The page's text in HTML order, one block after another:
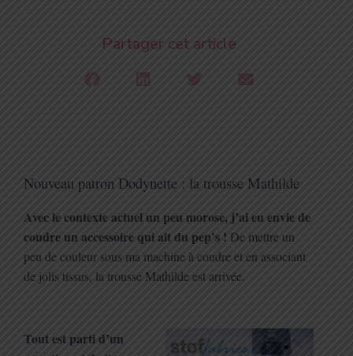
Partager cet article
Nouveau patron Dodynette : la trousse Mathilde
Avec le contexte actuel un peu morose, j’ai eu envie de
coudre un accessoire qui ait du pep’s ! De mettre un
peu de couleur sous ma machine à coudre et en associant
de jolis tissus, la trousse Mathilde est arrivée.
Tout est parti d’un